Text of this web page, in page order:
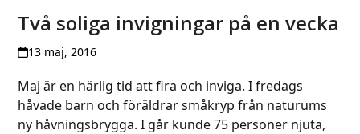
Två soliga invigningar på en vecka
13 maj, 2016
Maj är en härlig tid att fira och inviga. I fredags
håvade barn och föräldrar småkryp från naturums
ny håvningsbrygga. I går kunde 75 personer njuta,